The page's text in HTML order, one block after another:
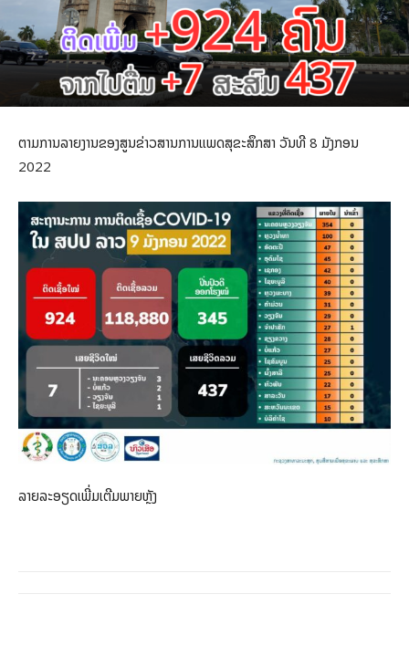
ຕາມການລາຍງານຂອງສູນຂ່າວສານການແພດສຸຂະສຶກສາ ວັນທີ 8 ມັງກອນ
2022
ລາຍລະອຽດເພີ່ມເຕີມພາຍຫຼັງ